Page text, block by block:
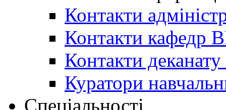
Контакти
Контакти кафедр
Контакти
Куратори
Спеціальності